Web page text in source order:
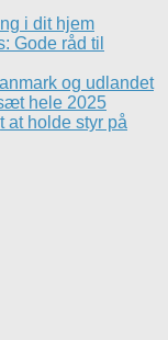
i dit hjem
Gode råd til
og udlandet
hele 2025
at holde styr på